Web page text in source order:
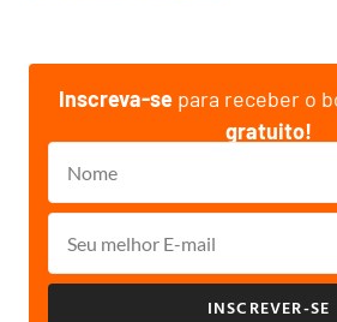
Inscreva-se para receber o
gratuito!
INSCREVER-SE